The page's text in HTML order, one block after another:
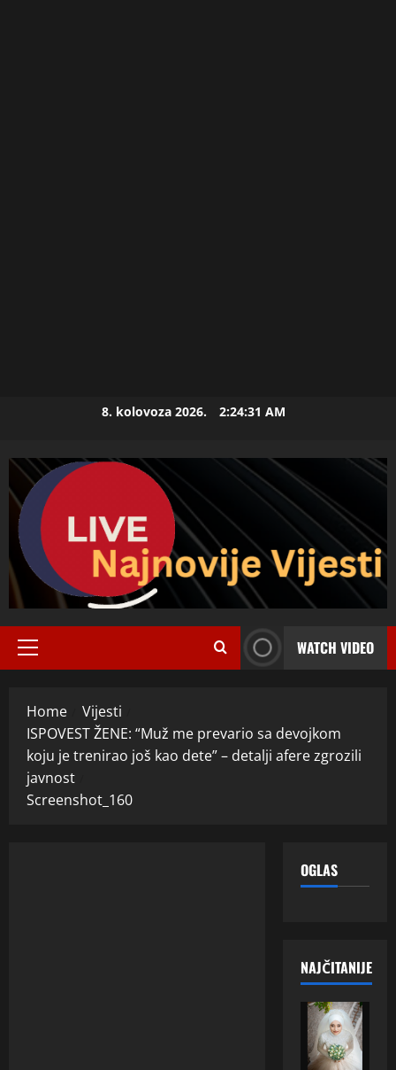
8. kolovoza 2026. 2:24:32 AM
Primary
WATCH VIDEO
Home
Vijesti
ISPOVEST ŽENE: “Muž me prevario sa devojkom
koju je trenirao još kao dete” – detalji afere zgrozili
javnost
Screenshot_160
OGLAS
NAJČITANIJE